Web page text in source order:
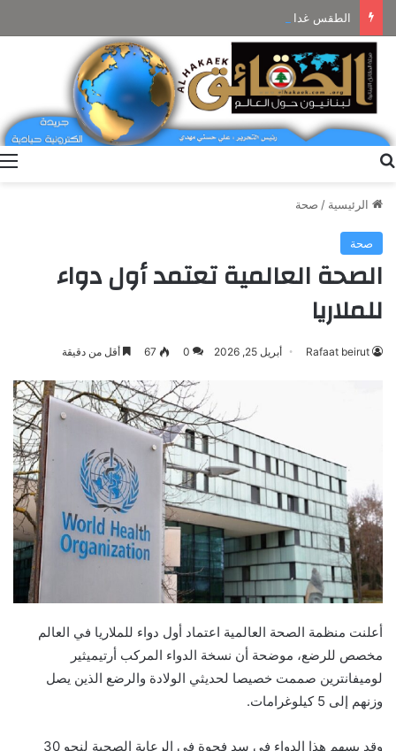
الرئيسية / صحة
صحة
الصحة العالمية تعتمد أول دواء
للملاريا
Rafaat beirut أبريل 25, 2026 0
67 أقل من دقيقة
أعلنت منظمة الصحة العالمية اعتماد أول دواء للملاريا في العالم
مخصص للرضع، موضحة أن نسخة الدواء المركب أرتيميثير
لوميفانترين صممت خصيصا لحديثي الولادة والرضع الذين يصل
وزنهم إلى 5 كيلوغرامات.
وقد يسهم هذا الدواء في سد فجوة في الرعاية الصحية لنحو 30